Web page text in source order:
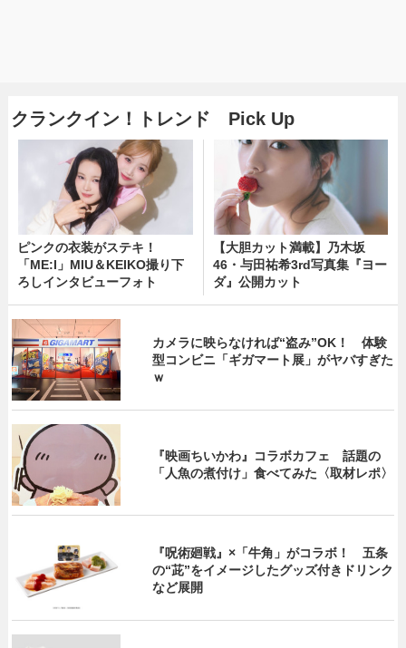
クランクイン！トレンド Pick Up
ピンクの衣装がステキ！
「ME:I」MIU＆KEIKO撮り下
ろしインタビューフォト
【大胆カット満載】乃木坂
46・与田祐希3rd写真集『ヨー
ダ』公開カット
カメラに映らなければ“盗み”OK！ 体験
型コンビニ「ギガマート展」がヤバすぎた
ｗ
『映画ちいかわ』コラボカフェ 話題の
「人魚の煮付け」食べてみた〈取材レポ〉
『呪術廻戦』×「牛角」がコラボ！ 五条
の“茈”をイメージしたグッズ付きドリンク
など展開